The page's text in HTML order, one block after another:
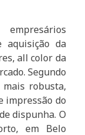
aquisição da
all color da
Segundo
robusta,
impressão do
dispunha. O
em Belo